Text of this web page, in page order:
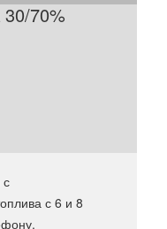
70%
с
с 6 и 8